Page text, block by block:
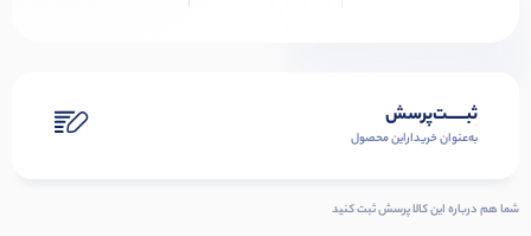
ثبـــــت‌پرسش
به‌عنوان ‌خریدار‌این‌ محصول
شما هم درباره این کالا پرسش ثبت کنید